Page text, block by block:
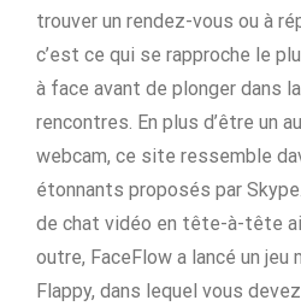
trouver un rendez-vous ou à
c’est ce qui se rapproche le
à face avant de plonger dans
rencontres. En plus d’être un
webcam, ce site ressemble
étonnants proposés par
de chat vidéo en tête-à-tête
outre, FaceFlow a lancé un jeu
Flappy, dans lequel vous